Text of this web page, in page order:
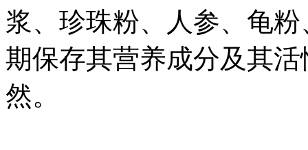
浆、珍珠粉、人参、龟
期保存其营养成分及其
然。